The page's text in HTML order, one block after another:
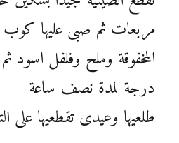
مربعات ثم صبى عليها كوب
درجة لمدة نصف ساعة
طلعيها وعيدى تقطعيها على